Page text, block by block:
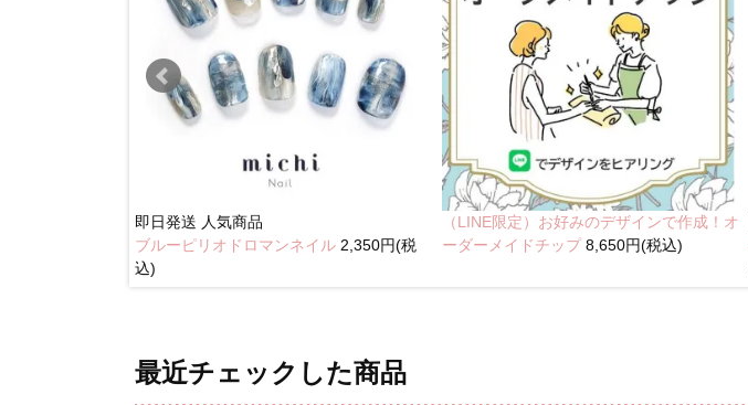
即日発送 人気商品
ブルーピリオドロマンネイル 2,350円(税
込)
（LINE限定）お好みのデザインで作成！オ
ーダーメイドチップ8,650円(税込)
最近チェックした商品